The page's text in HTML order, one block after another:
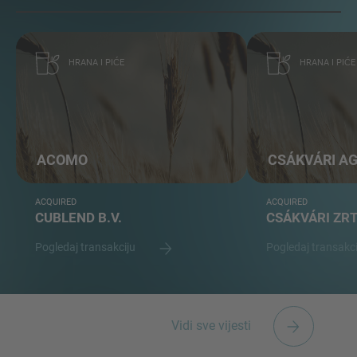
HRANA I PIĆE
ACOMO
ACQUIRED
CUBLEND B.V.
Pogledaj transakciju
HRANA I PIĆE
CSÁKVÁRI
ACQUIRED
CSÁKVÁRI
Pogledaj
Vidi sve vijesti